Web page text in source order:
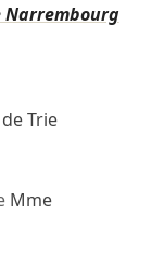
Narrembourg
Trie
Mme